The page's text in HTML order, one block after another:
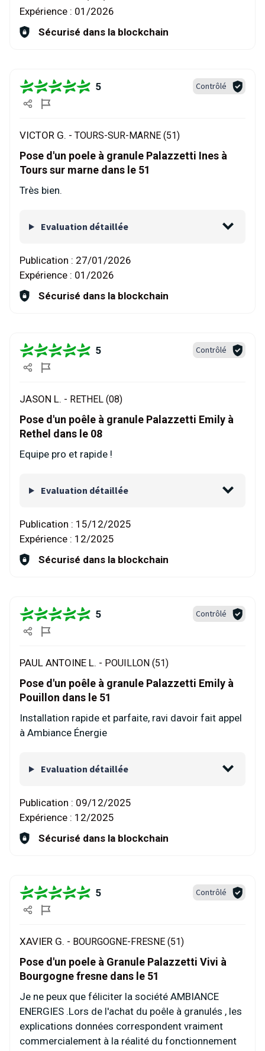
Expérience : 01/2026
Sécurisé dans la blockchain
5 Contrôlé
VICTOR G. - TOURS-SUR-MARNE (51)
Pose d'un poele à granule Palazzetti Ines à
Tours sur marne dans le 51
Très bien.
Evaluation détaillée
Publication : 27/01/2026
Expérience : 01/2026
Sécurisé dans la blockchain
5 Contrôlé
JASON L. - RETHEL (08)
Pose d'un poêle à granule Palazzetti Emily à
Rethel dans le 08
Equipe pro et rapide !
Evaluation détaillée
Publication : 15/12/2025
Expérience : 12/2025
Sécurisé dans la blockchain
5 Contrôlé
PAUL ANTOINE L. - POUILLON (51)
Pose d'un poêle à granule Palazzetti Emily à
Pouillon dans le 51
Installation rapide et parfaite, ravi davoir fait appel
à Ambiance Énergie
Evaluation détaillée
Publication : 09/12/2025
Expérience : 12/2025
Sécurisé dans la blockchain
5 Contrôlé
XAVIER G. - BOURGOGNE-FRESNE (51)
Pose d'un poele à Granule Palazzetti Vivi à
Bourgogne fresne dans le 51
Je ne peux que féliciter la société AMBIANCE
ENERGIES .Lors de l'achat du poêle à granulés , les
explications données correspondent vraiment
commercialement à la réalité du fonctionnement